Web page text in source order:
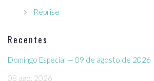
Reprise
Recentes
Domingo Especial — 09 de agosto de 2026
08 ago, 2026